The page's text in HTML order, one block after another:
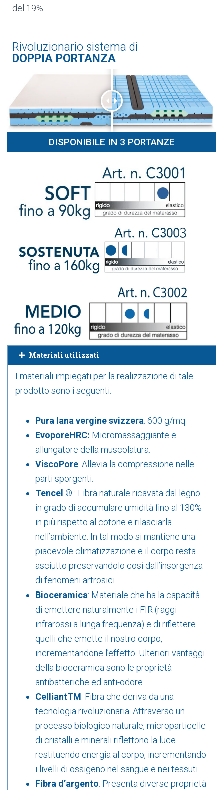
del 19%.
Rivoluzionario sistema di
DOPPIA PORTANZA
DISPONIBILE IN 3 PORTANZE
Materiali utilizzati
I materiali impiegati per la realizzazione di tale
prodotto sono i seguenti:
Pura lana vergine svizzera: 600 g/mq
EvoporeHRC: Micromassaggiante e
allungatore della muscolatura.
ViscoPore: Allevia la compressione nelle
parti sporgenti.
Tencel ® : Fibra naturale ricavata dal legno
in grado di accumulare umidità fino al 130%
in più rispetto al cotone e rilasciarla
nell’ambiente. In tal modo si mantiene una
piacevole climatizzazione e il corpo resta
asciutto preservandolo così dall’insorgenza
di fenomeni artrosici.
Bioceramica: Materiale che ha la capacità
di emettere naturalmente i FIR (raggi
infrarossi a lunga frequenza) e di riflettere
quelli che emette il nostro corpo,
incrementandone l’effetto. Ulteriori vantaggi
della bioceramica sono le proprietà
antibatteriche ed anti-odore.
CelliantTM: Fibra che deriva da una
tecnologia rivoluzionaria. Attraverso un
processo biologico naturale, microparticelle
di cristalli e minerali riflettono la luce
restituendo energia al corpo, incrementando
i livelli di ossigeno nel sangue e nei tessuti.
Fibra d’argento: Presenta diverse proprietà